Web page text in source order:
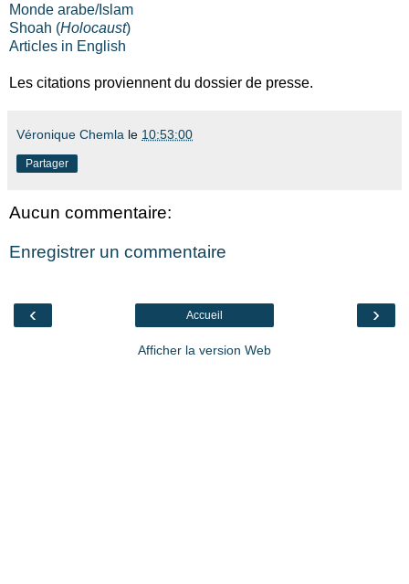
Monde arabe/Islam
Shoah (Holocaust)
Articles in English
Les citations proviennent du dossier de presse.
Véronique Chemla le 10:53:00
Partager
Aucun commentaire:
Enregistrer un commentaire
‹ ›
Accueil
Afficher la version Web